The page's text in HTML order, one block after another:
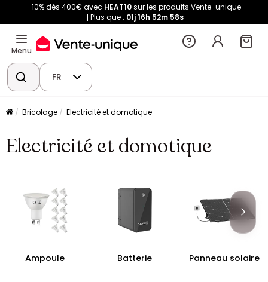
-10% dès 400€ avec HEAT10sur les produits Vente-unique
Plus que : 01j 16h 52m 58s
Menu
FR
Bricolage Electricité et domotique
Electricité et domotique
Ampoule Batterie Panneau solaire